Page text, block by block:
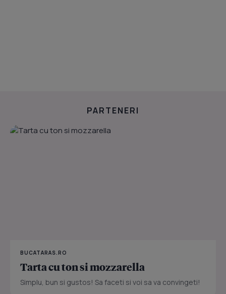
PARTENERI
BUCATARAS.RO
Tarta cu ton si mozzarella
Simplu, bun si gustos! Sa faceti si voi sa va convingeti!